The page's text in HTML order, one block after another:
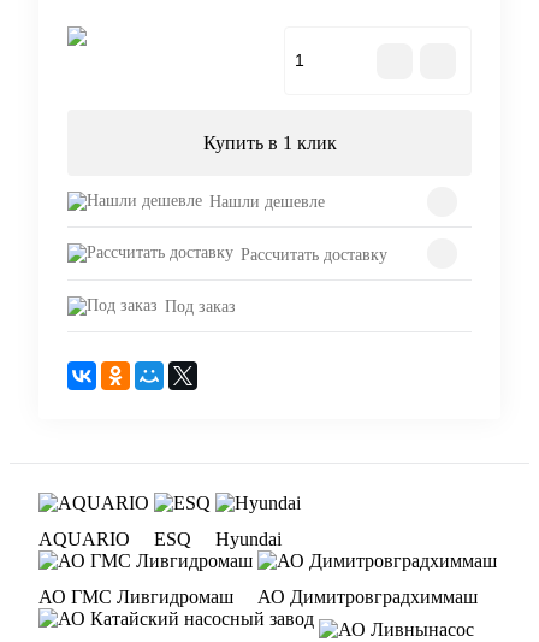
Купить в 1 клик
Нашли дешевле
Рассчитать доставку
Под заказ
AQUARIO ESQ Hyundai
АО ГМС Ливгидромаш АО Димитровградхиммаш